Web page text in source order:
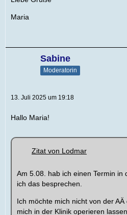
Maria
Sabine
Moderatorin
13. Juli 2025 um 19:18
Hallo Maria!
Zitat von Lodmar
Am 5.08. hab ich einen Termin in
ich das besprechen.
Ich möchte mich nicht von der
mich in der Klinik operieren